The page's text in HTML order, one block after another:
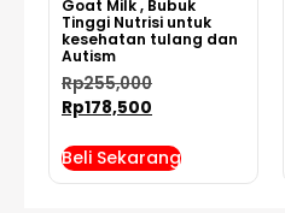
Goat Milk , Bubuk
Tinggi Nutrisi untuk
kesehatan tulang dan
Autism
Rp255,000
Rp178,500
Beli Sekarang